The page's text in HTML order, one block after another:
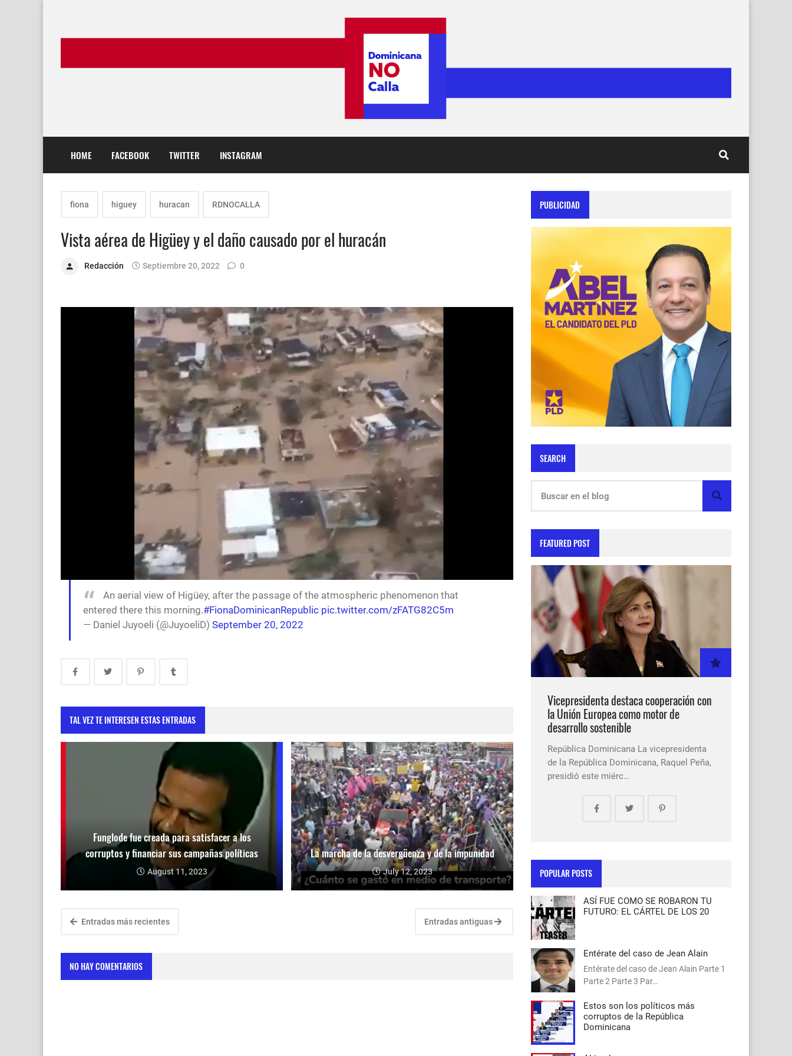
HOME FACEBOOK TWITTER INSTAGRAM
fiona higuey huracan RDNOCALLA
Vista aérea de Higüey y el daño causado por el huracán
Redacción Septiembre 20, 2022 0
An aerial view of Higüey, after the passage of the atmospheric phenomenon that
entered there this morning.#FionaDominicanRepublic pic.twitter.com/zFATG82C5m
— Daniel Juyoeli (@JuyoeliD) September 20, 2022
TAL VEZ TE INTERESEN ESTAS ENTRADAS
Funglode fue creada para satisfacer a los
corruptos y financiar sus campañas políticas
August 11, 2023
La marcha de la desvergüenza y de la impunidad
July 12, 2023
Entradas más recientes Entradas antiguas
NO HAY COMENTARIOS
PUBLICIDAD
SEARCH
FEATURED POST
Vicepresidenta destaca cooperación con
la Unión Europea como motor de
desarrollo sostenible
República Dominicana La vicepresidenta
de la República Dominicana, Raquel Peña,
presidió este miérc…
POPULAR POSTS
ASÍ FUE COMO SE ROBARON TU
FUTURO: EL CÁRTEL DE LOS 20
Entérate del caso de Jean Alain
Entérate del caso de Jean Alain Parte 1
Parte 2 Parte 3 Par…
Estos son los políticos más
corruptos de la República
Dominicana